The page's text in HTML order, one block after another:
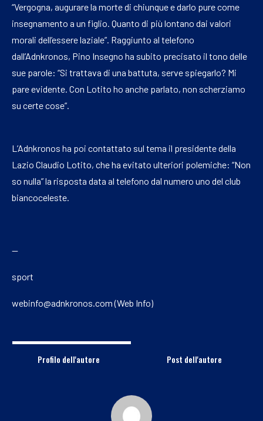
“Vergogna, augurare la morte di chiunque e darlo pure come
insegnamento a un figlio. Quanto di più lontano dai valori
morali dell’essere laziale”. Raggiunto al telefono
dall’Adnkronos, Pino Insegno ha subito precisato il tono delle
sue parole: “Si trattava di una battuta, serve spiegarlo? Mi
pare evidente. Con Lotito ho anche parlato, non scherziamo
su certe cose”.
L’Adnkronos ha poi contattato sul tema il presidente della
Lazio Claudio Lotito, che ha evitato ulteriori polemiche: “Non
so nulla” la risposta data al telefono dal numero uno del club
biancoceleste.
—
sport
webinfo@adnkronos.com (Web Info)
Profilo dell'autore Post dell'autore